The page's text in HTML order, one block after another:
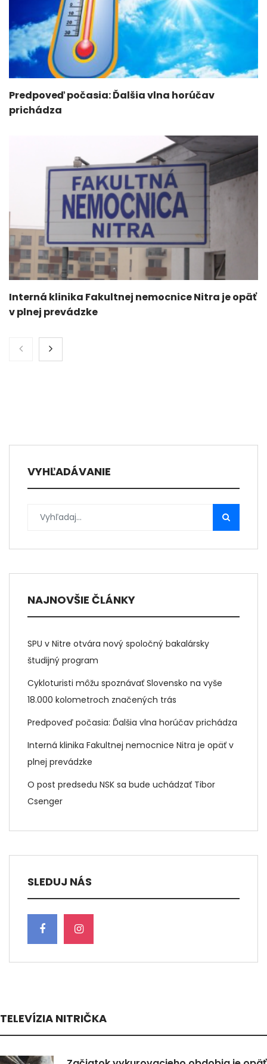
Predpoveď počasia: Ďalšia vlna horúčav
prichádza
Interná klinika Fakultnej nemocnice Nitra je opäť
v plnej prevádzke
VYHĽADÁVANIE
NAJNOVŠIE ČLÁNKY
SPU v Nitre otvára nový spoločný bakalársky
študijný program
Cykloturisti môžu spoznávať Slovensko na vyše
18.000 kolometroch značených trás
Predpoveď počasia: Ďalšia vlna horúčav prichádza
Interná klinika Fakultnej nemocnice Nitra je opäť v
plnej prevádzke
O post predsedu NSK sa bude uchádzať Tibor
Csenger
SLEDUJ NÁS
TELEVÍZIA NITRIČKA